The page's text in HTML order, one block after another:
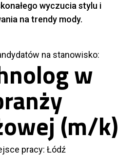
wyczucia stylu i
na trendy mody.
na stanowisko:
w
(m/k)
pracy: Łódź